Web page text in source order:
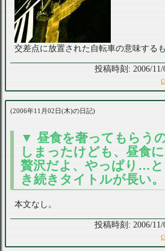
交差点に放置された自転車の意味する
2006/
2006年11月02日(木)の日記
昼食を奢ってもらう
しまったけども、昼食
贅沢だよ、やっぱり…と
き続きタイトルが長い。
本文なし。
2006/